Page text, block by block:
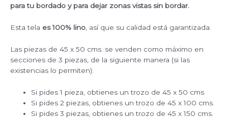
para tu bordado y para dejar zonas vistas sin bordar.
Esta tela es 100% lino , así que su calidad está garantizada.
Las piezas de 45 x 50 cms. se venden como máximo en
secciones de 3 piezas, de la siguiente manera (si las
existencias lo permiten):
Si pides 1 pieza, obtienes un trozo de 45 x 50 cms
Si pides 2 piezas, obtienes un trozo de 45 x 100 cms.
Si pides 3 piezas, obtienes un trozo de 45 x 150 cms.